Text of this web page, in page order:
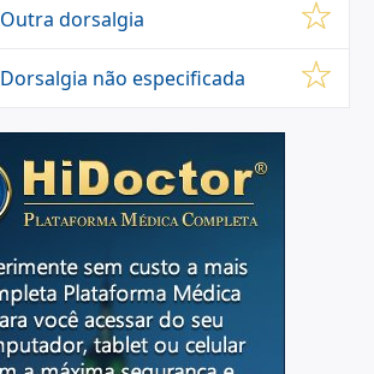
Outra dorsalgia
Dorsalgia não especificada